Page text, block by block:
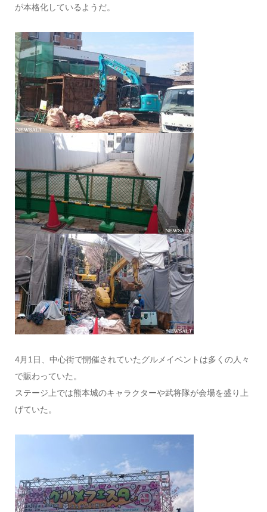
が本格化しているようだ。
4月1日、中心街で開催されていたグルメイベントは多くの人々
で賑わっていた。
ステージ上では熊本城のキャラクターや武将隊が会場を盛り上
げていた。